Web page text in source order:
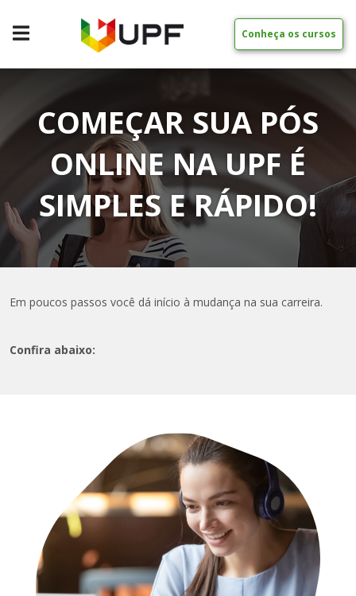
Conheça os cursos
COMEÇAR SUA PÓS
ONLINE NA UPF É
SIMPLES E RÁPIDO!
Em poucos passos você dá início à mudança na sua carreira.
Confira abaixo: